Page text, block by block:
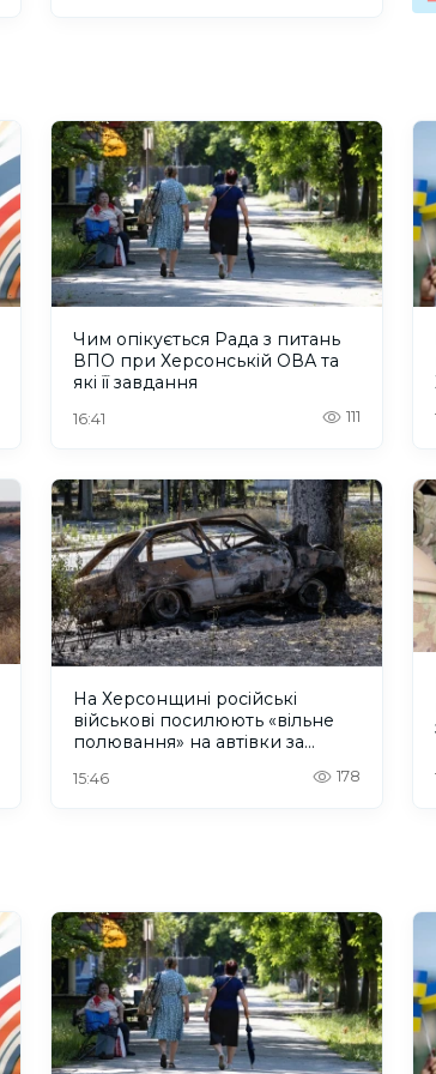
Чим опікується Рада з питань
ВПО при Херсонській ОВА та
які її завдання
16:41 111
На Херсонщині російські
військові посилюють «вільне
полювання» на автівки за
15:46 178